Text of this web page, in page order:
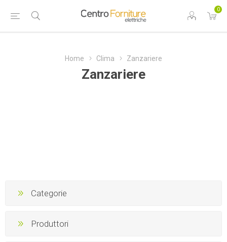
0
Home Clima Zanzariere
Zanzariere
Categorie
Produttori